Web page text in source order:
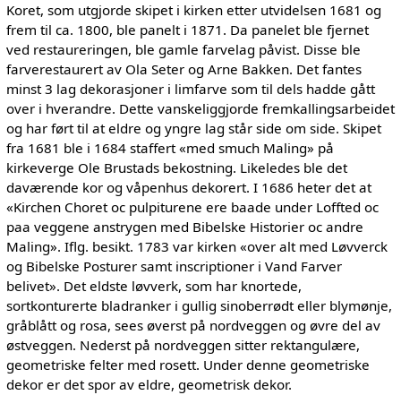
Koret, som utgjorde skipet i kirken etter utvidelsen 1681 og
frem til ca. 1800, ble panelt i 1871. Da panelet ble fjernet
ved restaureringen, ble gamle farvelag påvist. Disse ble
farverestaurert av Ola Seter og Arne Bakken. Det fantes
minst 3 lag dekorasjoner i limfarve som til dels hadde gått
over i hverandre. Dette vanskeliggjorde fremkallingsarbeidet
og har ført til at eldre og yngre lag står side om side. Skipet
fra 1681 ble i 1684 staffert «med smuch Maling» på
kirkeverge Ole Brustads bekostning. Likeledes ble det
daværende kor og våpenhus dekorert. I 1686 heter det at
«Kirchen Choret oc pulpiturene ere baade under Loffted oc
paa veggene anstrygen med Bibelske Historier oc andre
Maling». Iflg. besikt. 1783 var kirken «over alt med Løvverck
og Bibelske Posturer samt inscriptioner i Vand Farver
belivet». Det eldste løvverk, som har knortede,
sortkonturerte bladranker i gullig sinoberrødt eller blymønje,
gråblått og rosa, sees øverst på nordveggen og øvre del av
østveggen. Nederst på nordveggen sitter rektangulære,
geometriske felter med rosett. Under denne geometriske
dekor er det spor av eldre, geometrisk dekor.